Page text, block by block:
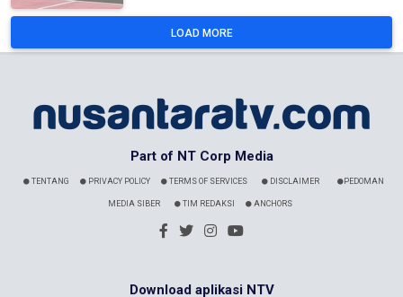
LOAD MORE
Part of NT Corp Media
TENTANG PRIVACY POLICY TERMS OF SERVICES DISCLAIMER PEDOMAN
MEDIA SIBER TIM REDAKSI ANCHORS
Download aplikasi NTV